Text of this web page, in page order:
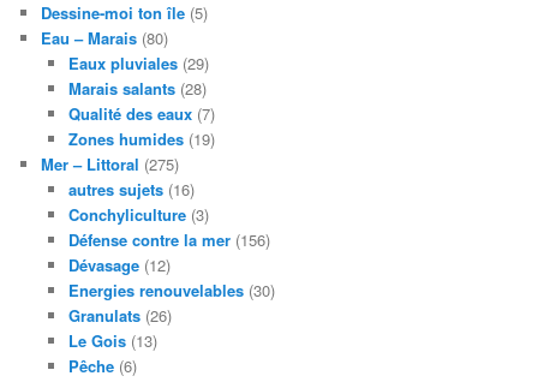
Dessine-moi ton île (5)
Eau – Marais (80)
Eaux pluviales(29)
Marais salants(28)
Qualité des eaux(7)
Zones humides(19)
Mer – Littoral (275)
autres sujets(16)
Conchyliculture(3)
Défense contre la mer(156)
Dévasage(12)
Energies renouvelables(30)
Granulats(26)
Le Gois(13)
Pêche(6)